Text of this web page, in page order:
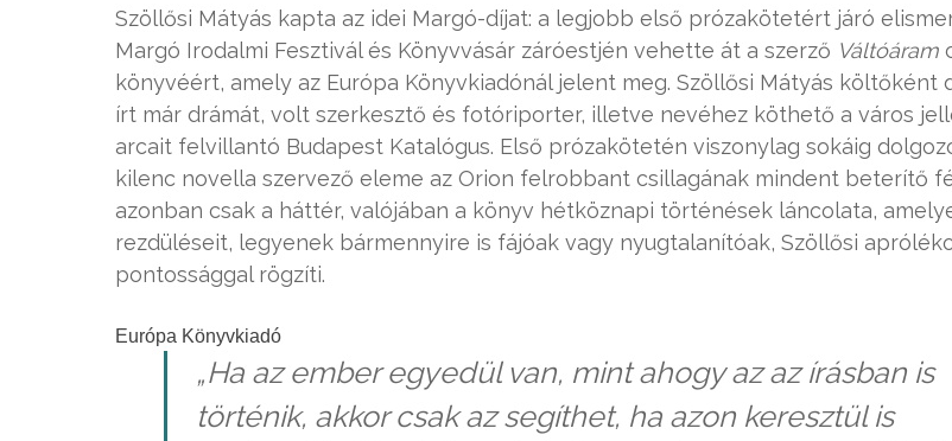
Szöllősi Mátyás kapta az idei Margó-díjat: a legjobb első prózakötetért járó
Margó Irodalmi Fesztivál és Könyvvásár záróestjén vehette át a szerző Váltóáram
könyvéért, amely az Európa Könyvkiadónál jelent meg. Szöllősi Mátyás költőként
írt már drámát, volt szerkesztő és fotóriporter, illetve nevéhez köthető a város
arcait felvillantó Budapest Katalógus. Első prózakötetén viszonylag sokáig
kilenc novella szervező eleme az Orion felrobbant csillagának mindent beterítő
azonban csak a háttér, valójában a könyv hétköznapi történések láncolata,
rezdüléseit, legyenek bármennyire is fájóak vagy nyugtalanítóak, Szöllősi
pontossággal rögzíti.
Európa Könyvkiadó
„Ha az ember egyedül van, mint ahogy az az írásban is
történik, akkor csak az segíthet, ha azon keresztül is